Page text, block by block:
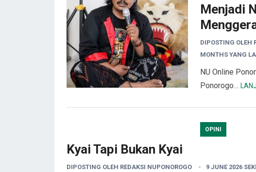
Menjadi
DIPOSTING OLEH
MONTHS YANG
NU Online
Ponorogo…
OPINI
Kyai Tapi Bukan Kyai
DIPOSTING OLEH REDAKSI NUPONOROGO 9 JUNE 2026